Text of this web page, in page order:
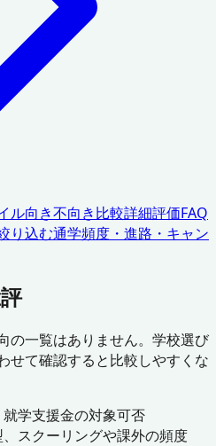
ル向き不向き比較詳細評価FAQ
り込む通学頻度・進路・キャン
の一覧はありません。学校選び
せて確認すると比較しやすくな
学支援金の対象可否
スクーリングや課外の頻度